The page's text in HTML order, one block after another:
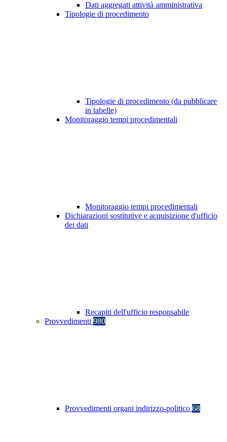
Dati aggregati attività amministrativa
Tipologie di procedimento
Tipologie di procedimento (da pubblicare
in tabelle)
Monitoraggio tempi procedimentali
Monitoraggio tempi procedimentali
Dichiarazioni sostitutive e acquisizione d'ufficio
dei dati
Recapiti dell'ufficio responsabile
Provvedimenti 980
Provvedimenti organi indirizzo-politico 68